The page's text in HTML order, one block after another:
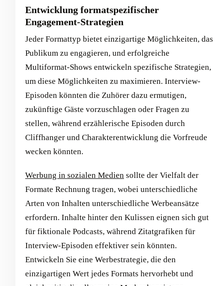
Entwicklung formatspezifischer
Engagement-Strategien
Jeder Formattyp bietet einzigartige Möglichkeiten, das
Publikum zu engagieren, und erfolgreiche
Multiformat-Shows entwickeln spezifische Strategien,
um diese Möglichkeiten zu maximieren. Interview-
Episoden könnten die Zuhörer dazu ermutigen,
zukünftige Gäste vorzuschlagen oder Fragen zu
stellen, während erzählerische Episoden durch
Cliffhanger und Charakterentwicklung die Vorfreude
wecken könnten.
Werbung in sozialen Medien sollte der Vielfalt der
Formate Rechnung tragen, wobei unterschiedliche
Arten von Inhalten unterschiedliche Werbeansätze
erfordern. Inhalte hinter den Kulissen eignen sich gut
für fiktionale Podcasts, während Zitatgrafiken für
Interview-Episoden effektiver sein könnten.
Entwickeln Sie eine Werbestrategie, die den
einzigartigen Wert jedes Formats hervorhebt und